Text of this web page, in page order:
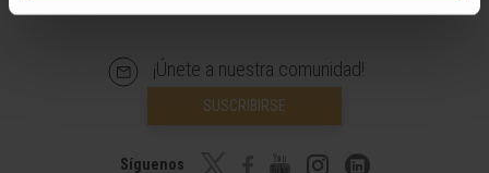
¡Únete a nuestra comunidad!
SUSCRIBIRSE
Síguenos